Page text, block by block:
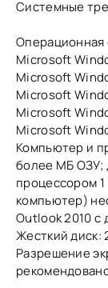
Системные
Операционная
Microsoft
Microsoft
Microsoft
Microsoft
Microsoft
Компьютер и
более МБ ОЗУ;
процессором
компьютер)
Outlook 2010 с
Жесткий диск:
Разрешение